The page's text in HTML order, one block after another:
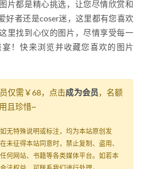
片都是精心挑选，让您尽情欣赏和
好者还是coser迷，这里都有您喜欢
里找到心仪的图片，尽情享受每一
！快来浏览并收藏您喜欢的图片
仅需￥68，点击成为会员，名额
且珍惜~
无特殊说明或标注，均为本站原创发
未征得本站同意时，禁止复制、盗用、
何网站、书籍等各类媒体平台。如若本